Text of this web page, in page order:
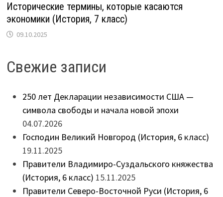
Исторические термины, которые касаются
экономики (История, 7 класс)
09.10.2025
Свежие записи
250 лет Декларации независимости США —
символа свободы и начала новой эпохи
04.07.2026
Господин Великий Новгород (История, 6 класс)
19.11.2025
Правители Владимиро-Суздальского княжества
(История, 6 класс) 15.11.2025
Правители Северо-Восточной Руси (История, 6